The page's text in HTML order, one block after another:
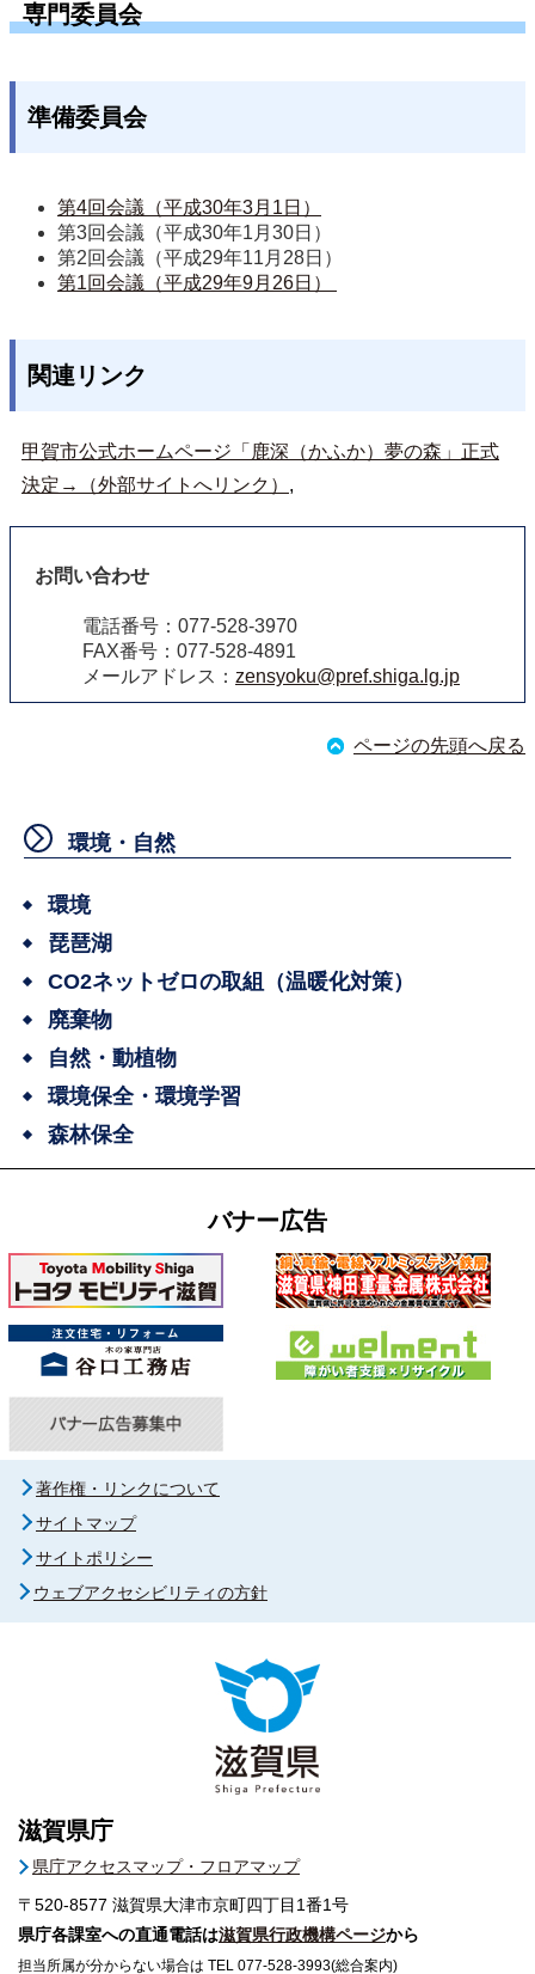
専門委員会
準備委員会
第4回会議（平成30年3月1日）
第3回会議（平成30年1月30日）
第2回会議（平成29年11月28日）
第1回会議（平成29年9月26日）
関連リンク
甲賀市公式ホームページ「鹿深（かふか）夢の森」正式
決定→（外部サイトへリンク） ,
お問い合わせ
電話番号：077-528-3970
FAX番号：077-528-4891
メールアドレス： zensyoku@pref.shiga.lg.jp
ページの先頭へ戻る
環境・自然
環境
琵琶湖
CO2ネットゼロの取組（温暖化対策）
廃棄物
自然・動植物
環境保全・環境学習
森林保全
バナー広告
著作権・リンクについて
サイトマップ
サイトポリシー
ウェブアクセシビリティの方針
滋賀県庁
県庁アクセスマップ・フロアマップ
〒520-8577 滋賀県大津市京町四丁目1番1号
県庁各課室への直通電話は滋賀県行政機構ページから
担当所属が分からない場合は TEL 077-528-3993(総合案内)